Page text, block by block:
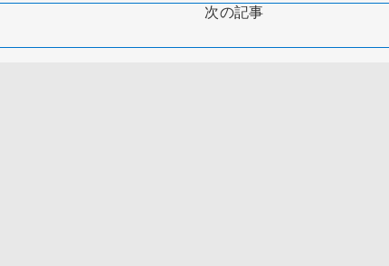
次の記事